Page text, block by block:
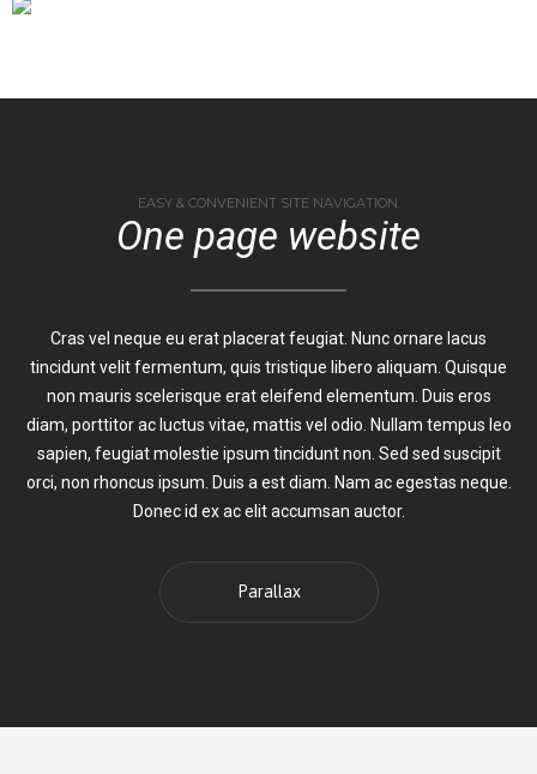
EASY & CONVENIENT SITE NAVIGATION.
One page website
Cras vel neque eu erat placerat feugiat. Nunc ornare lacus
tincidunt velit fermentum, quis tristique libero aliquam. Quisque
non mauris scelerisque erat eleifend elementum. Duis eros
diam, porttitor ac luctus vitae, mattis vel odio. Nullam tempus leo
sapien, feugiat molestie ipsum tincidunt non. Sed sed suscipit
orci, non rhoncus ipsum. Duis a est diam. Nam ac egestas neque.
Donec id ex ac elit accumsan auctor.
Parallax